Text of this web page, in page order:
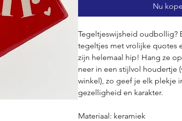
Nu
Tegeltjeswijsheid oudbollig?
tegeltjes met vrolijke quotes
zijn helemaal hip! Hang ze
neer in een stijlvol houdertje
winkel), zo geef je elk plekje
gezelligheid en karakter.
Materiaal: keramiek